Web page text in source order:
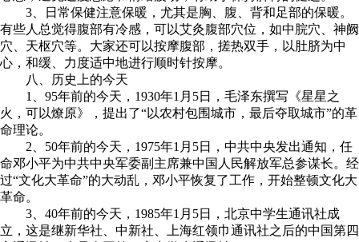
3、日常保健注意保暖，尤其是胸、腹、背和足部的保暖。
有些人总觉得腹部有冷感，可以艾灸腹部穴位，如中脘穴、神阙
穴、天枢穴等。大家还可以按摩腹部，搓热双手，以肚脐为中
心，和缓、力度适中地进行顺时针按摩。
八、历史上的今天
1、95年前的今天，1930年1月5日，毛泽东撰写《星星之
火，可以燎原》，提出了“以农村包围城市，最后夺取城市”的革
命理论。
2、50年前的今天，1975年1月5日，中共中央发出通知，任
命邓小平为中共中央军委副主席兼中国人民解放军总参谋长。经
过“文化大革命”的大动乱，邓小平恢复了工作，开始整顿文化大
革命。
3、40年前的今天，1985年1月5日，北京中学生通讯社成
立，这是继新华社、中新社、上海红领巾通讯社之后的中国第四